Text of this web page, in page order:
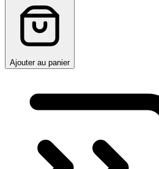
Ajouter au panier